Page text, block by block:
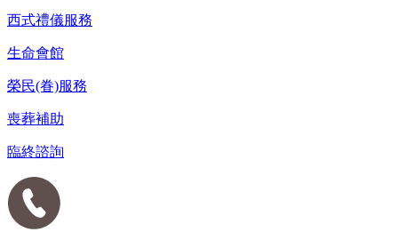
西式禮儀服務
生命會館
榮民(眷)服務
喪葬補助
臨終諮詢